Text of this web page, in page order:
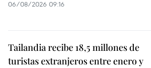
06/08/2026 09:16
Tailandia recibe 18,5 millones de
turistas extranjeros entre enero y